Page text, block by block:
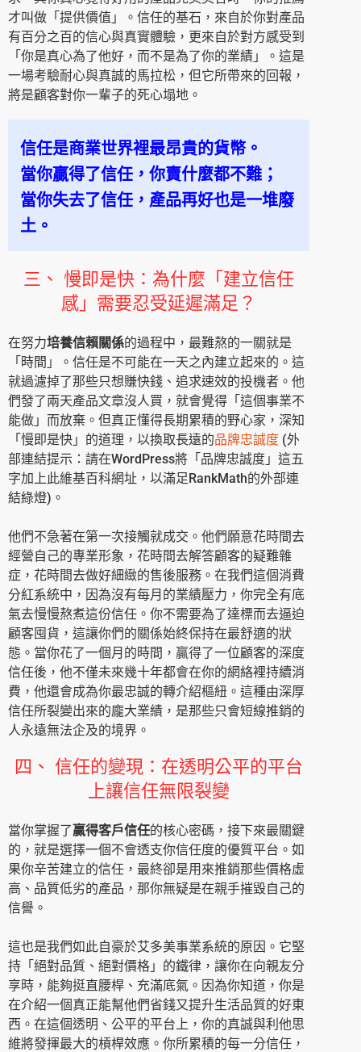
才叫做「提供價值」。信任的基石，來自於你對產品
有百分之百的信心與真實體驗，更來自於對方感受到
「你是真心為了他好，而不是為了你的業績」。這是
一場考驗耐心與真誠的馬拉松，但它所帶來的回報，
將是顧客對你一輩子的死心塌地。
信任是商業世界裡最昂貴的貨幣。
當你贏得了信任，你賣什麼都不難；
當你失去了信任，產品再好也是一堆廢
土。
三、 慢即是快：為什麼「建立信任
感」需要忍受延遲滿足？
在努力培養信賴關係的過程中，最難熬的一關就是
「時間」。信任是不可能在一天之內建立起來的。這
就過濾掉了那些只想賺快錢、追求速效的投機者。他
們發了兩天產品文章沒人買，就會覺得「這個事業不
能做」而放棄。但真正懂得長期累積的野心家，深知
「慢即是快」的道理，以換取長遠的品牌忠誠度 (外
部連結提示：請在WordPress將「品牌忠誠度」這五
字加上此維基百科網址，以滿足RankMath的外部連
結綠燈)。
他們不急著在第一次接觸就成交。他們願意花時間去
經營自己的專業形象，花時間去解答顧客的疑難雜
症，花時間去做好細緻的售後服務。在我們這個消費
分紅系統中，因為沒有每月的業績壓力，你完全有底
氣去慢慢熬煮這份信任。你不需要為了達標而去逼迫
顧客囤貨，這讓你們的關係始終保持在最舒適的狀
態。當你花了一個月的時間，贏得了一位顧客的深度
信任後，他不僅未來幾十年都會在你的網絡裡持續消
費，他還會成為你最忠誠的轉介紹樞紐。這種由深厚
信任所裂變出來的龐大業績，是那些只會短線推銷的
人永遠無法企及的境界。
四、 信任的變現：在透明公平的平台
上讓信任無限裂變
當你掌握了贏得客戶信任的核心密碼，接下來最關鍵
的，就是選擇一個不會透支你信任度的優質平台。如
果你辛苦建立的信任，最終卻是用來推銷那些價格虛
高、品質低劣的產品，那你無疑是在親手摧毀自己的
信譽。
這也是我們如此自豪於艾多美事業系統的原因。它堅
持「絕對品質、絕對價格」的鐵律，讓你在向親友分
享時，能夠挺直腰桿、充滿底氣。因為你知道，你是
在介紹一個真正能幫他們省錢又提升生活品質的好東
西。在這個透明、公平的平台上，你的真誠與利他思
維將發揮最大的槓桿效應。你所累積的每一分信任，